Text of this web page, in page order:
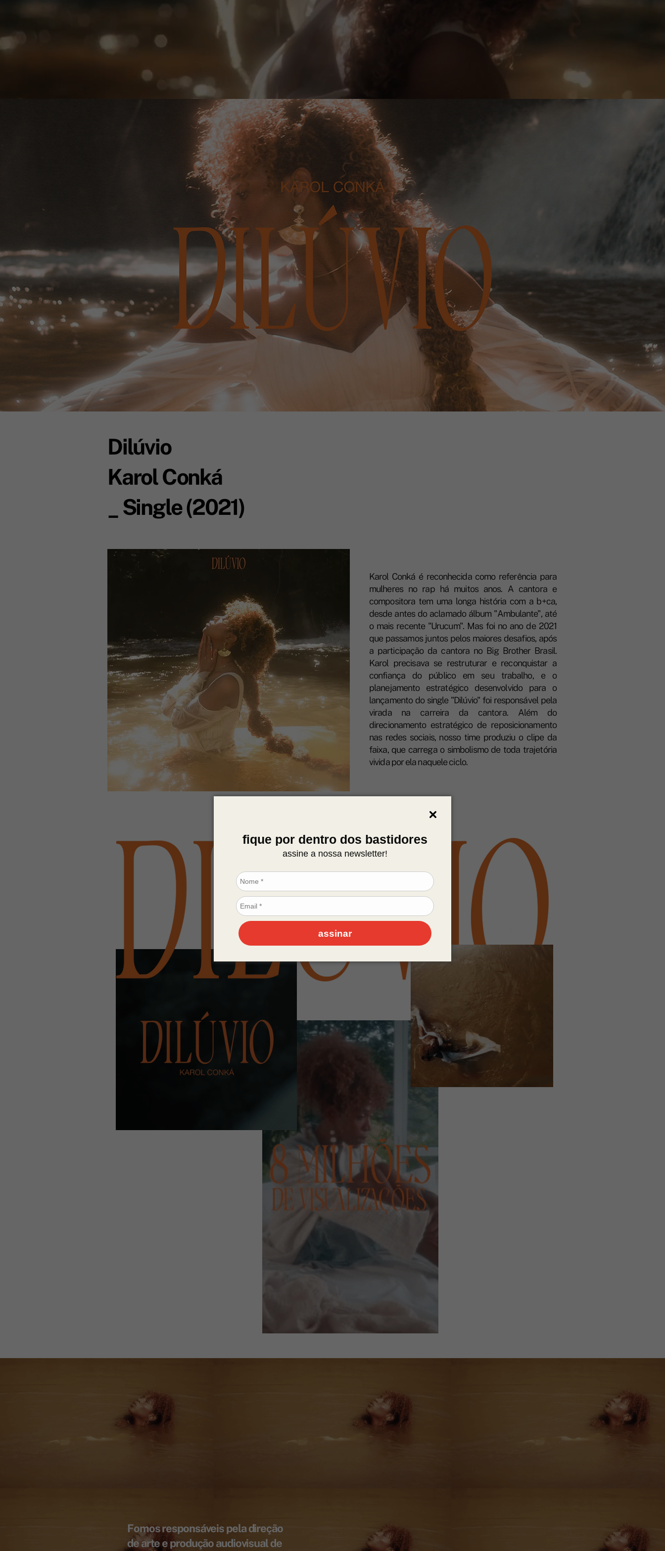
fique por dentro dos bastidores
assine a nossa newsletter!
assinar
Dilúvio
Karol Conká
_ Single (2021)
Karol Conká é reconhecida como referência para
mulheres no rap há muitos anos. A cantora e
compositora tem uma longa história com a b+ca,
desde antes do aclamado álbum "Ambulante", até
o mais recente "Urucum". Mas foi no ano de 2021
que passamos juntos pelos maiores desafios, após
a participação da cantora no Big Brother Brasil.
Karol precisava se restruturar e reconquistar a
confiança do público em seu trabalho, e o
planejamento estratégico desenvolvido para o
lançamento do single "Dilúvio" foi responsável pela
virada na carreira da cantora. Além do
direcionamento estratégico de reposicionamento
nas redes sociais, nosso time produziu o clipe da
faixa, que carrega o simbolismo de toda trajetória
vivida por ela naquele ciclo.
Fomos responsáveis pela direção
de arte e produção audiovisual de